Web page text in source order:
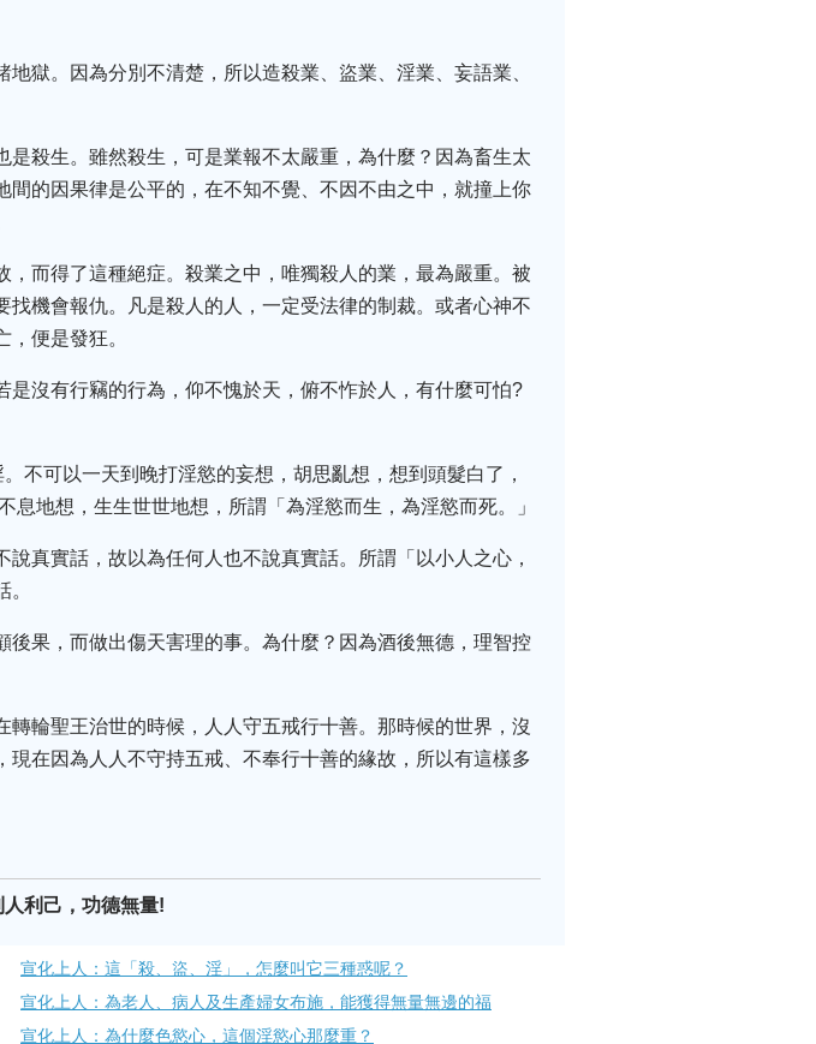
獄。因為分別不清楚，所以造殺業、盜業、淫業、妄語業、
殺生。雖然殺生，可是業報不太嚴重，為什麼？因為畜生太
的因果律是公平的，在不知不覺、不因不由之中，就撞上你
而得了這種絕症。殺業之中，唯獨殺人的業，最為嚴重。被
機會報仇。凡是殺人的人，一定受法律的制裁。或者心神不
便是發狂。
沒有行竊的行為，仰不愧於天，俯不怍於人，有什麼可怕?
不可以一天到晚打淫慾的妄想，胡思亂想，想到頭髮白了，
地想，生生世世地想，所謂「為淫慾而生，為淫慾而死。」
真實話，故以為任何人也不說真實話。所謂「以小人之心，
果，而做出傷天害理的事。為什麼？因為酒後無德，理智控
輪聖王治世的時候，人人守五戒行十善。那時候的世界，沒
在因為人人不守持五戒、不奉行十善的緣故，所以有這樣多
利己，功德無量!
宣化上人：這「殺、盜、淫」，怎麼叫它三種惑呢？
宣化上人：為老人、病人及生產婦女布施，能獲得無量無邊的福
宣化上人：為什麼色慾心，這個淫慾心那麼重？